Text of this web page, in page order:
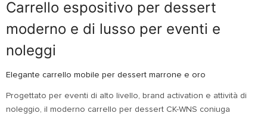
Carrello espositivo per dessert
moderno e di lusso per eventi e
noleggi
Elegante carrello mobile per dessert marrone e oro
Progettato per eventi di alto livello, brand activation e attività di
noleggio, il moderno carrello per dessert CK-WNS coniuga